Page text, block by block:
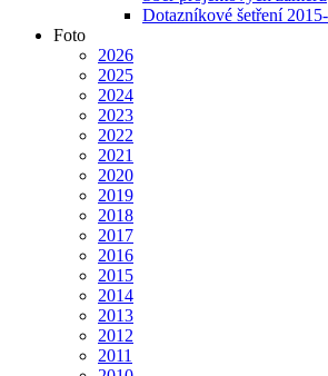
Dotazníkové šetření
Foto
2026
2025
2024
2023
2022
2021
2020
2019
2018
2017
2016
2015
2014
2013
2012
2011